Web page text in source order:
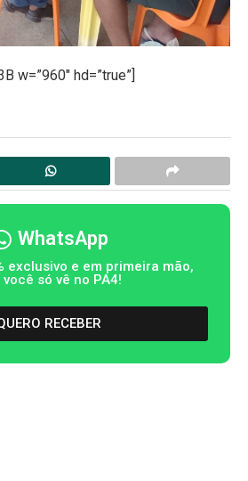
w=”960″ hd=”true”]
WhatsApp
exclusivo e em primeira mão,
você só vê no PA4!
RECEBER